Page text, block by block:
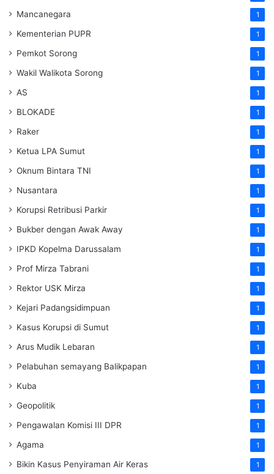
Mancanegara 1
Kementerian PUPR 1
Pemkot Sorong 1
Wakil Walikota Sorong 1
AS 1
BLOKADE 1
Raker 1
Ketua LPA Sumut 1
Oknum Bintara TNI 1
Nusantara 1
Korupsi Retribusi Parkir 1
Bukber dengan Awak Away 1
IPKD Kopelma Darussalam 1
Prof Mirza Tabrani 1
Rektor USK Mirza 1
Kejari Padangsidimpuan 1
Kasus Korupsi di Sumut 1
Arus Mudik Lebaran 1
Pelabuhan semayang Balikpapan 1
Kuba 1
Geopolitik 1
Pengawalan Komisi III DPR 1
Agama 1
Bikin Kasus Penyiraman Air Keras 1